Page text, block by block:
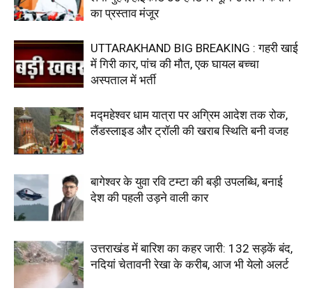
का प्रस्ताव मंजूर
UTTARAKHAND BIG BREAKING : गहरी खाई
में गिरी कार, पांच की मौत, एक घायल बच्चा
अस्पताल में भर्ती
मद्महेश्वर धाम यात्रा पर अग्रिम आदेश तक रोक,
लैंडस्लाइड और ट्रॉली की खराब स्थिति बनी वजह
बागेश्वर के युवा रवि टम्टा की बड़ी उपलब्धि, बनाई
देश की पहली उड़ने वाली कार
उत्तराखंड में बारिश का कहर जारी: 132 सड़कें बंद,
नदियां चेतावनी रेखा के करीब, आज भी येलो अलर्ट